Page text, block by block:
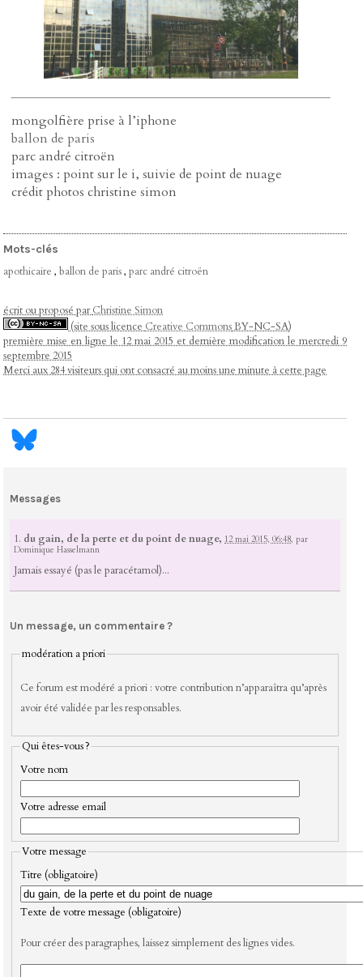
mongolfière prise à l’iphone
ballon de paris
parc andré citroën
images : point sur le i, suivie de point de nuage
crédit photos christine simon
Mots-clés
apothicaire ,ballon de paris,parc andré citroën
écrit ou proposé parChristine Simon
(site sous licence Creative CommonsBY-NC-SA)
première mise en ligne le 12 mai 2015 et dernière modification le mercredi 9
septembre 2015
Merci aux 284 visiteurs qui ont consacré au moins une minute à cette page
Messages
1. du gain, de la perte et du point de nuage, 12 mai 2015, 06:48,par
Dominique Hasselmann
Jamais essayé (pas le paracétamol)...
Un message, un commentaire ?
modération a priori
Ce forum est modéré a priori : votre contribution n’apparaîtra qu’après
avoir été validée par les responsables.
Qui êtes-vous ?
Votre nom
Votre adresse email
Votre message
Titre (obligatoire)
Texte de votre message (obligatoire)
Pour créer des paragraphes, laissez simplement des lignes vides.